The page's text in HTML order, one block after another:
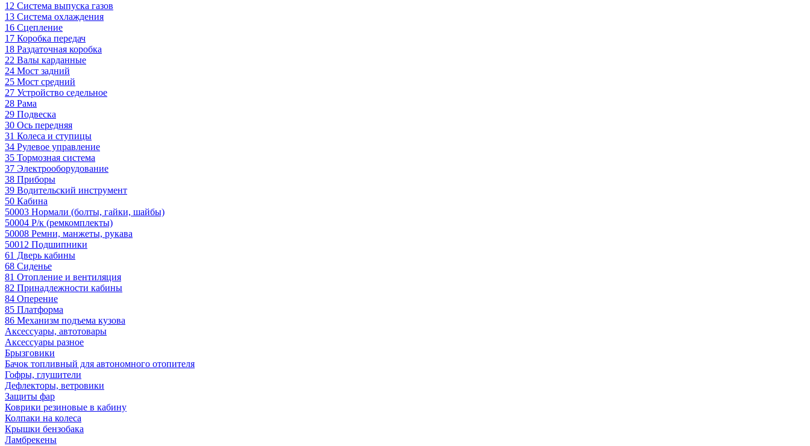
12 Система выпуска газов
13 Система охлаждения
16 Сцепление
17 Коробка передач
18 Раздаточная коробка
22 Валы карданные
24 Мост задний
25 Мост средний
27 Устройство седельное
28 Рама
29 Подвеска
30 Ось передняя
31 Колеса и ступицы
34 Рулевое управление
35 Тормозная система
37 Электрооборудование
38 Приборы
39 Водительский инструмент
50 Кабина
50003 Нормали (болты, гайки, шайбы)
50004 Р/к (ремкомплекты)
50008 Ремни, манжеты, рукава
50012 Подшипники
61 Дверь кабины
68 Сиденье
81 Отопление и вентиляция
82 Принадлежности кабины
84 Оперение
85 Платформа
86 Механизм подъема кузова
Аксессуары, автотовары
Аксессуары разное
Брызговики
Бачок топливный для автономного отопителя
Гофры, глушители
Дефлекторы, ветровики
Защиты фар
Коврики резиновые в кабину
Колпаки на колеса
Крышки бензобака
Ламбрекены